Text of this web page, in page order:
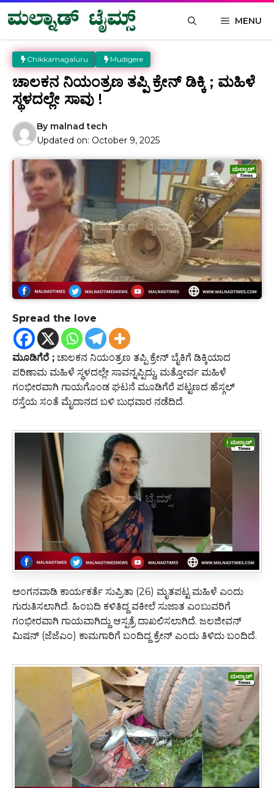
Skip
to
content
MENU
Chikkamagaluru Mudigere
ಚಾಲಕನ ನಿಯಂತ್ರಣ ತಪ್ಪಿ ಕ್ರೇನ್ ಡಿಕ್ಕಿ ; ಮಹಿಳೆ
ಸ್ಥಳದಲ್ಲೇ ಸಾವು !
By malnad tech
Updated on: October 9, 2025
Spread the love
ಮೂಡಿಗೆರೆ ; ಚಾಲಕನ ನಿಯಂತ್ರಣ ತಪ್ಪಿ ಕ್ರೇನ್ ಬೈಕಿಗೆ ಡಿಕ್ಕಿಯಾದ
ಪರಿಣಾಮ ಮಹಿಳೆ ಸ್ಥಳದಲ್ಲೇ ಸಾವನ್ನಪ್ಪಿದ್ದು, ಮತ್ತೋರ್ವ ಮಹಿಳೆ
ಗಂಭೀರವಾಗಿ ಗಾಯಗೊಂಡ ಘಟನೆ ಮೂಡಿಗೆರೆ ಪಟ್ಟಣದ ಹೆಸ್ಗಲ್
ರಸ್ತೆಯ ಸಂತೆ‌ ಮೈದಾನದ ಬಳಿ ಬುಧವಾರ ನಡೆದಿದೆ.
ಅಂಗನವಾಡಿ ಕಾರ್ಯಕರ್ತೆ ಸುಪ್ರಿತಾ (26) ಮೃತಪಟ್ಟ ಮಹಿಳೆ ಎಂದು
ಗುರುತಿಸಲಾಗಿದೆ. ಹಿಂಬದಿ ಕಳಿತಿದ್ದ ವಕೀಲೆ ಸುಜಾತ ಎಂಬುವರಿಗೆ
ಗಂಭೀರವಾಗಿ ಗಾಯವಾಗಿದ್ದು ಆಸ್ಪತ್ರೆ ದಾಖಲಿಸಲಾಗಿದೆ. ಜಲಜೀವನ್
ಮಿಷನ್ (ಜೆಜೆಎಂ) ಕಾಮಗಾರಿಗೆ ಬಂದಿದ್ದ ಕ್ರೇನ್ ಎಂದು ತಿಳಿದು ಬಂದಿದೆ.